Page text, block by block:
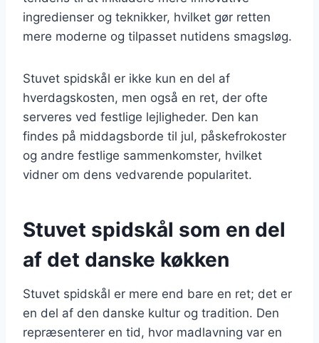
ingredienser og teknikker, hvilket gør retten
mere moderne og tilpasset nutidens smagsløg.
Stuvet spidskål er ikke kun en del af
hverdagskosten, men også en ret, der ofte
serveres ved festlige lejligheder. Den kan
findes på middagsborde til jul, påskefrokoster
og andre festlige sammenkomster, hvilket
vidner om dens vedvarende popularitet.
Stuvet spidskål som en del
af det danske køkken
Stuvet spidskål er mere end bare en ret; det er
en del af den danske kultur og tradition. Den
repræsenterer en tid, hvor madlavning var en